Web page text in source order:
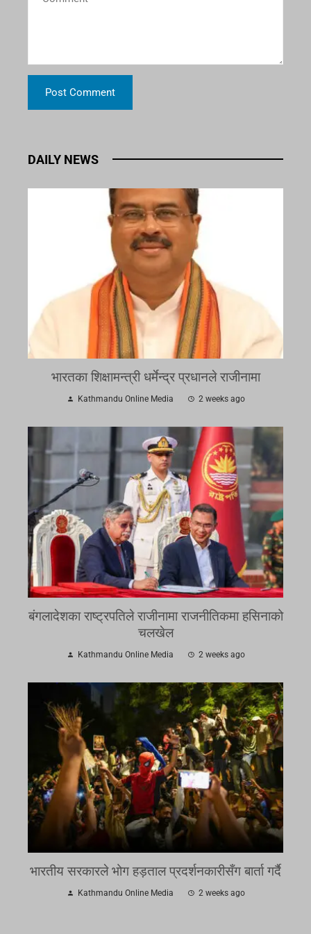
DAILY NEWS
भारतका शिक्षामन्त्री धर्मेन्द्र प्रधानले राजीनामा
Kathmandu Online Media 2 weeks ago
बंगलादेशका राष्ट्रपतिले राजीनामा राजनीतिकमा हसिनाको
चलखेल
Kathmandu Online Media 2 weeks ago
भारतीय सरकारले भोग हड़ताल प्रदर्शनकारीसँग बार्ता गर्दै
Kathmandu Online Media 2 weeks ago